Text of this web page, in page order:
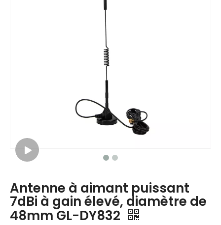
Antenne à aimant puissant
7dBi à gain élevé, diamètre de
48mm GL-DY832